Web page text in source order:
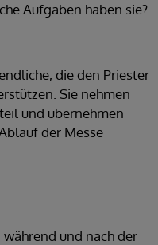
Aufgaben haben sie?
die den Priester
Sie nehmen
und übernehmen
der Messe
und nach der